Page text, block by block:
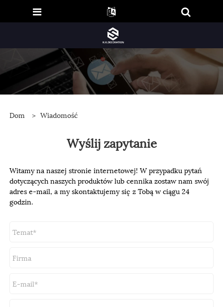
Dom > Wiadomość
Wyślij zapytanie
Witamy na naszej stronie internetowej! W przypadku pytań
dotyczących naszych produktów lub cennika zostaw nam swój
adres e-mail, a my skontaktujemy się z Tobą w ciągu 24
godzin.